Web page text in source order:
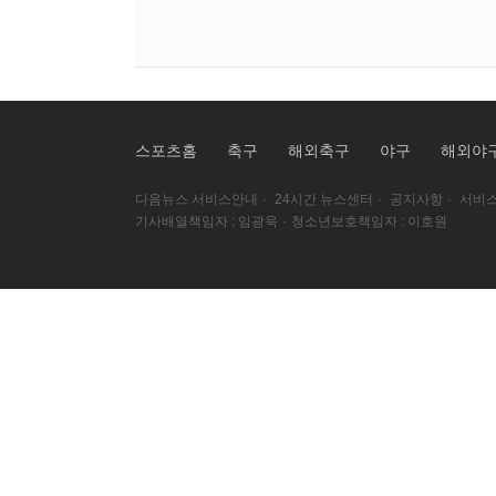
스포츠홈 축구 해외축구 야구 해외야
다음뉴스 서비스안내 · 24시간 뉴스센터 · 공지사항 ·
서비
기사배열책임자 : 임광욱 · 청소년보호책임자 : 이호원